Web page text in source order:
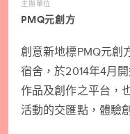
主辦單位
PMQ元創方
創意新地標PMQ元創
宿舍，於2014年4月
作品及創作之平台，
活動的交匯點，體驗